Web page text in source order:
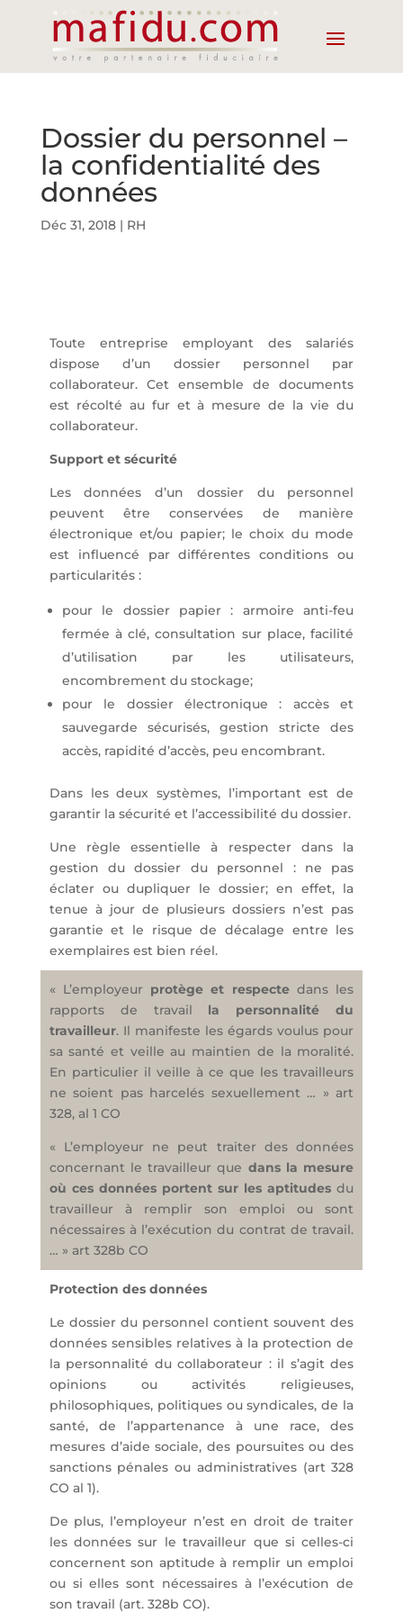
Dossier du personnel –
la confidentialité des
données
Déc 31, 2018| RH
Toute entreprise employant des salariés
dispose d’un dossier personnel par
collaborateur. Cet ensemble de documents
est récolté au fur et à mesure de la vie du
collaborateur.
Support et sécurité
Les données d’un dossier du personnel
peuvent être conservées de manière
électronique et/ou papier; le choix du mode
est influencé par différentes conditions ou
particularités :
pour le dossier papier : armoire anti-feu
fermée à clé, consultation sur place, facilité
d’utilisation par les utilisateurs,
encombrement du stockage;
pour le dossier électronique : accès et
sauvegarde sécurisés, gestion stricte des
accès, rapidité d’accès, peu encombrant.
Dans les deux systèmes, l’important est de
garantir la sécurité et l’accessibilité du dossier.
Une règle essentielle à respecter dans la
gestion du dossier du personnel : ne pas
éclater ou dupliquer le dossier; en effet, la
tenue à jour de plusieurs dossiers n’est pas
garantie et le risque de décalage entre les
exemplaires est bien réel.
« L’employeur protège et respectedans les
rapports de travail la personnalité du
travailleur. Il manifeste les égards voulus pour
sa santé et veille au maintien de la moralité.
En particulier il veille à ce que les travailleurs
ne soient pas harcelés sexuellement … » art
328, al 1 CO
« L’employeur ne peut traiter des données
concernant le travailleur que dans la mesure
où ces données portent sur les aptitudes du
travailleur à remplir son emploi ou sont
nécessaires à l’exécution du contrat de travail.
… » art 328b CO
Protection des données
Le dossier du personnel contient souvent des
données sensibles relatives à la protection de
la personnalité du collaborateur : il s’agit des
opinions ou activités religieuses,
philosophiques, politiques ou syndicales, de la
santé, de l’appartenance à une race, des
mesures d’aide sociale, des poursuites ou des
sanctions pénales ou administratives (art 328
CO al 1).
De plus, l’employeur n’est en droit de traiter
les données sur le travailleur que si celles-ci
concernent son aptitude à remplir un emploi
ou si elles sont nécessaires à l’exécution de
son travail (art. 328b CO).